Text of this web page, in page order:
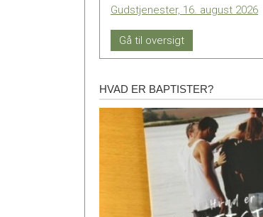
Gudstjenester, 16. august 2026
Gå til oversigt
Hvad
er
baptister?
HVAD ER BAPTISTER?